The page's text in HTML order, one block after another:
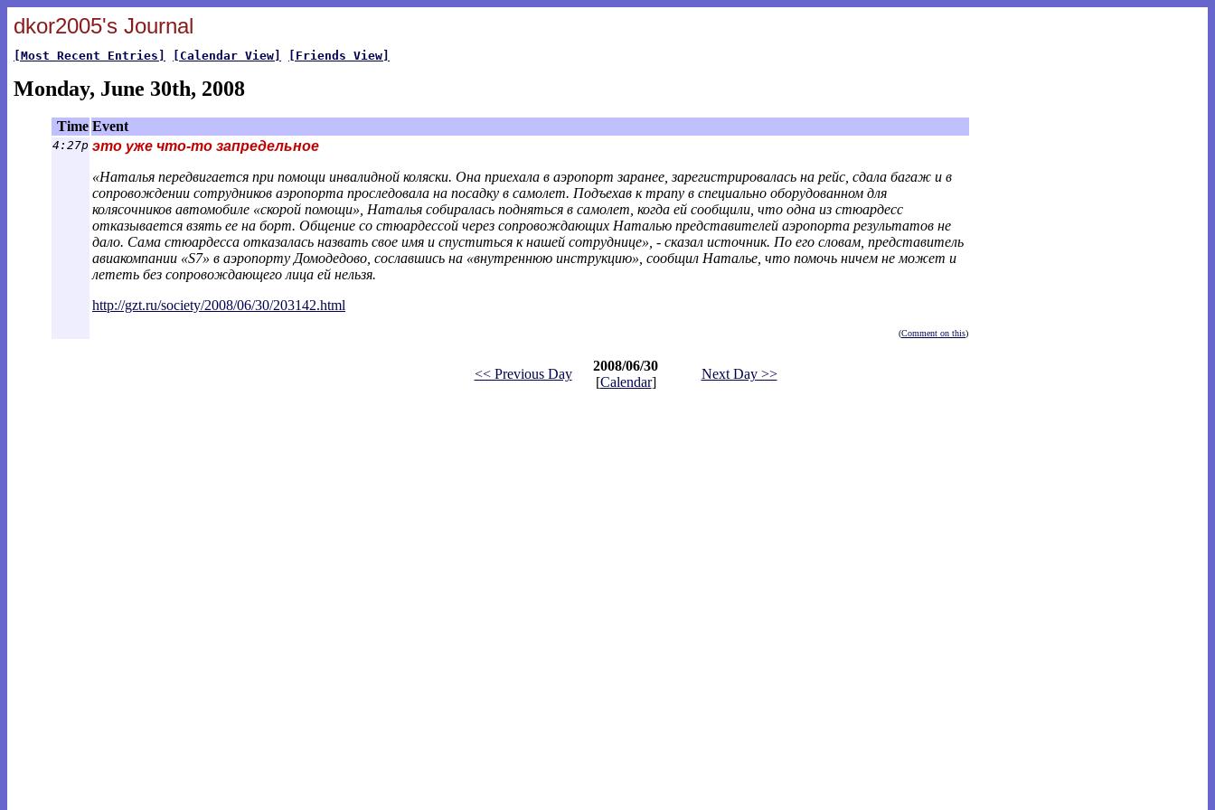
dkor2005's Journal
[Most Recent Entries] [Calendar View] [Friends View]
Monday, June 30th, 2008
Time Event
4:27p это уже что-то запредельное
«Наталья передвигается при помощи инвалидной коляски. Она приехала в аэропорт заранее, зарегистрировалась на рейс, сдала багаж и в
сопровождении сотрудников аэропорта проследовала на посадку в самолет. Подъехав к трапу в специально оборудованном для
колясочников автомобиле «скорой помощи», Наталья собиралась подняться в самолет, когда ей сообщили, что одна из стюардесс
отказывается взять ее на борт. Общение со стюардессой через сопровождающих Наталью представителей аэропорта результатов не
дало. Сама стюардесса отказалась назвать свое имя и спуститься к нашей сотруднице», - сказал источник. По его словам, представитель
авиакомпании «S7» в аэропорту Домодедово, сославшись на «внутреннюю инструкцию», сообщил Наталье, что помочь ничем не может и
лететь без сопровождающего лица ей нельзя.
http://gzt.ru/society/2008/06/30/203142.html
(Comment on this)
<< Previous Day
2008/06/30
[Calendar]
Next Day >>